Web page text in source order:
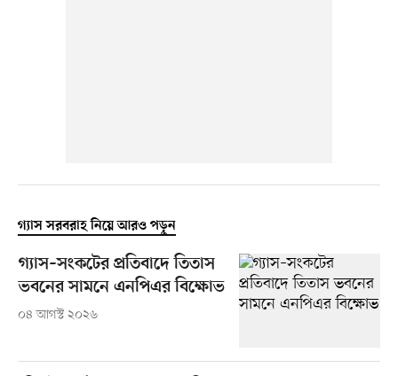
গ্যাস সরবরাহ নিয়ে আরও পড়ুন
গ্যাস–সংকটের প্রতিবাদে তিতাস
ভবনের সামনে এনপিএর বিক্ষোভ
০৪ আগস্ট ২০২৬